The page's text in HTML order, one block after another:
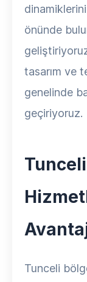
önünde
tasarım ve
genelinde
geçiriyoruz.
Tunceli